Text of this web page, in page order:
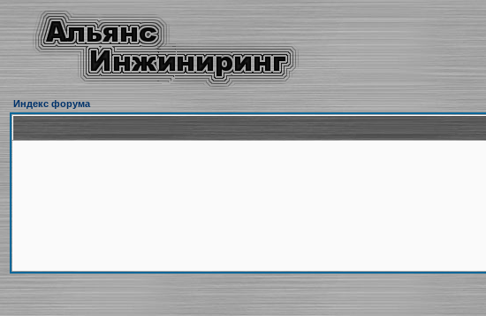
Индекс форума